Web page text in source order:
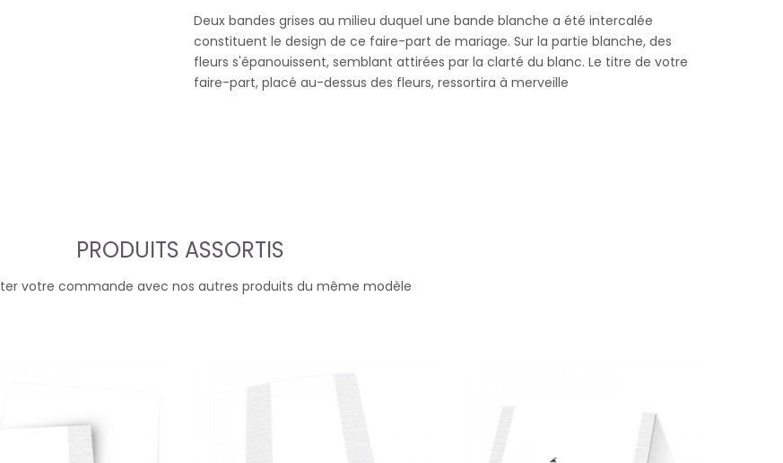
Deux bandes grises au milieu duquel une bande blanche a été intercalée
constituent le design de ce faire-part de mariage. Sur la partie blanche, des
fleurs s'épanouissent, semblant attirées par la clarté du blanc. Le titre de votre
faire-part, placé au-dessus des fleurs, ressortira à merveille
PRODUITS ASSORTIS
votre commande avec nos autres produits du même modèle